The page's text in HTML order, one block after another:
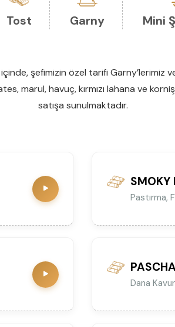
Tost Garny Mini
şefimizin özel tarifi Garny’lerimiz
marul, havuç, kırmızı lahana ve
satışa sunulmaktadır.
SMOKY
Pastırma,
Dana